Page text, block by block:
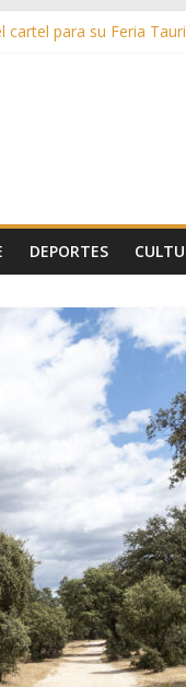
para su Feria
de agua potable
DEPORTES